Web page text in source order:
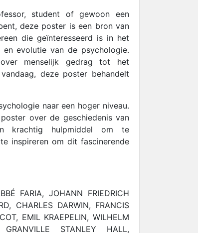
student of gewoon een
deze poster is een bron van
die geïnteresseerd is in het
evolutie van de psychologie.
menselijk gedrag tot het
deze poster behandelt
naar een hoger niveau.
over de geschiedenis van
krachtig hulpmiddel om te
inspireren om dit fascinerende
FARIA, JOHANN FRIEDRICH
CHARLES DARWIN, FRANCIS
EMIL KRAEPELIN, WILHELM
STANLEY HALL,